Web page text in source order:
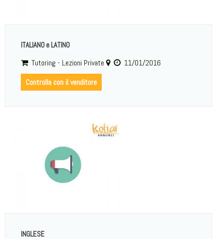
ITALIANO e LATINO
Tutoring - Lezioni Private
11/01/2016
Controlla con il venditore
INGLESE